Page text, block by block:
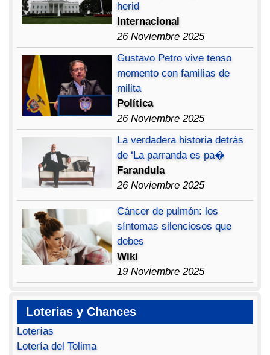
herid
Internacional
26 Noviembre 2025
Gustavo Petro vive tenso
momento con familias de
milita
Política
26 Noviembre 2025
La verdadera historia detrás
de ‘La parranda es pa�
Farandula
26 Noviembre 2025
Cáncer de pulmón: los
síntomas silenciosos que
debes
Wiki
19 Noviembre 2025
Loterias y Chances
Loterías
Lotería del Tolima